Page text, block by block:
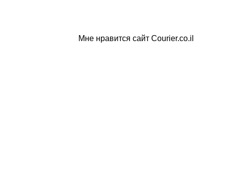
Мне нравится сайт Courier.co.il